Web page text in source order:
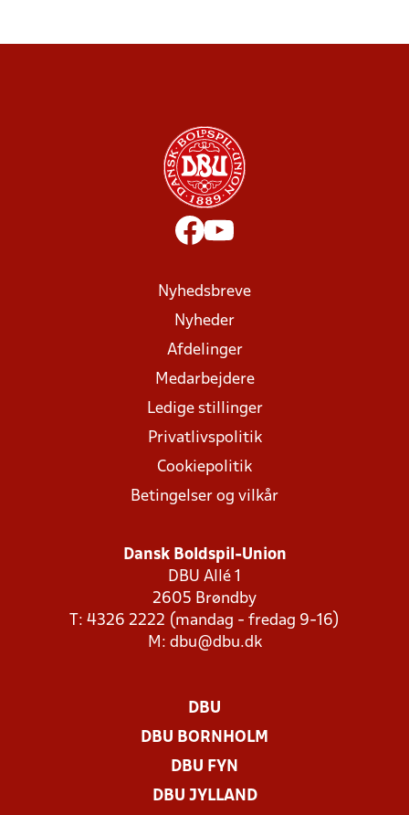
Nyhedsbreve
Nyheder
Afdelinger
Medarbejdere
Ledige stillinger
Privatlivspolitik
Cookiepolitik
Betingelser og vilkår
Dansk Boldspil-Union
DBU Allé 1
2605 Brøndby
T: 4326 2222 (mandag - fredag 9-16)
M: dbu@dbu.dk
DBU
DBU BORNHOLM
DBU FYN
DBU JYLLAND